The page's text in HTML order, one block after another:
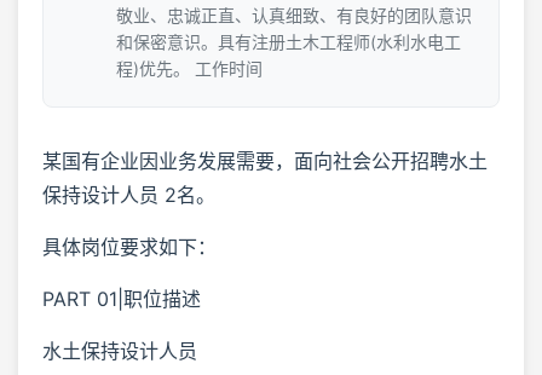
敬业、忠诚正直、认真细致、有良好的团队意识
和保密意识。具有注册土木工程师(水利水电工
程)优先。 工作时间
某国有企业因业务发展需要，面向社会公开招聘水土
保持设计人员 2名。
具体岗位要求如下：
PART 01|职位描述
水土保持设计人员